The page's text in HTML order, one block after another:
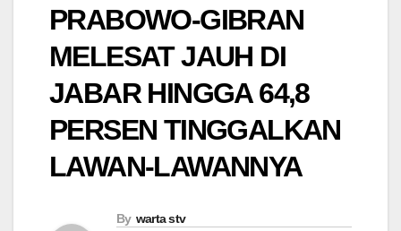
PRABOWO-GIBRAN
MELESAT JAUH DI
JABAR HINGGA 64,8
PERSEN TINGGALKAN
LAWAN-LAWANNYA
By warta stv